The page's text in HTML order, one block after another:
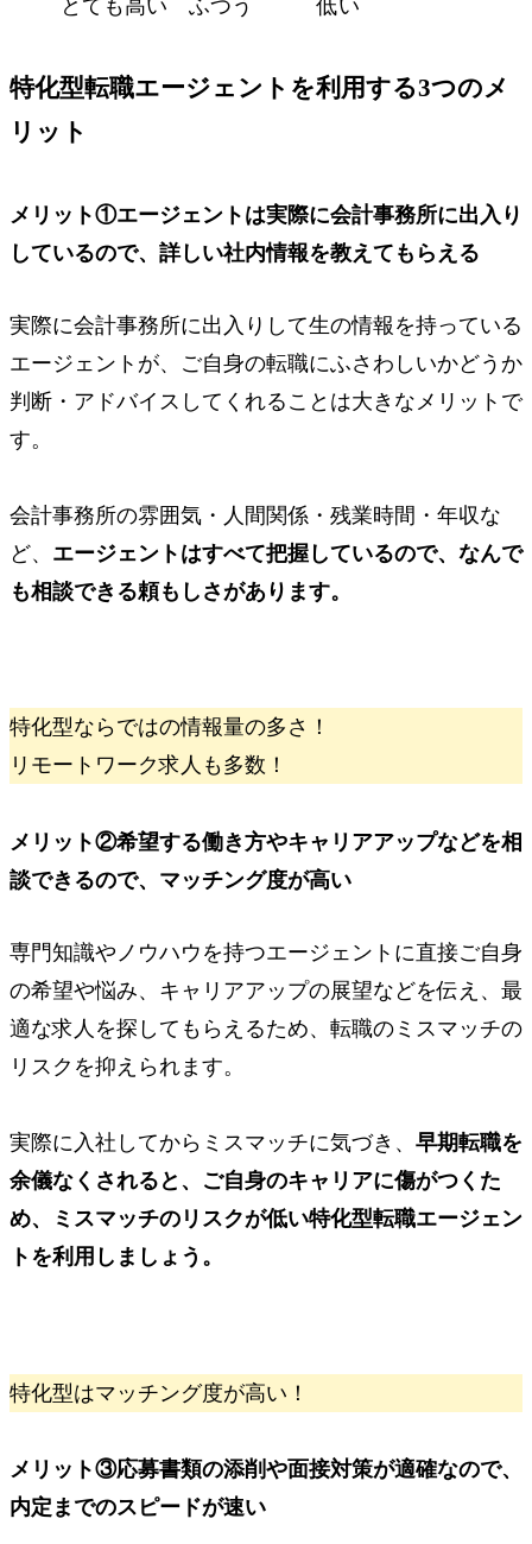
とても高い ふつう 低い
特化型転職エージェントを利用する3つのメ
リット
メリット①エージェントは実際に会計事務所に出入り
しているので、 詳しい社内情報を教えてもらえる
実際に会計事務所に出入りして生の情報を持っている
エージェントが、ご自身の転職にふさわしいかどうか
判断・アドバイスしてくれることは大きなメリットで
す。
会計事務所の雰囲気・人間関係・残業時間・年収な
ど、 エージェントはすべて把握しているので、なんで
も相談できる頼もしさがあります。
特化型ならではの情報量の多さ！
リモートワーク求人も多数！
メリット②希望する働き方やキャリアアップなどを相
談できるので、 マッチング度が高い
専門知識やノウハウを持つエージェントに直接ご自身
の希望や悩み、キャリアアップの展望などを伝え、最
適な求人を探してもらえるため、転職のミスマッチの
リスクを抑えられます。
実際に入社してからミスマッチに気づき、 早期転職を
余儀なくされると、ご自身のキャリアに傷がつくた
め、ミスマッチのリスクが低い特化型転職エージェン
トを利用しましょう。
特化型はマッチング度が高い！
メリット③応募書類の添削や面接対策が適確なので、
内定までのスピードが速い